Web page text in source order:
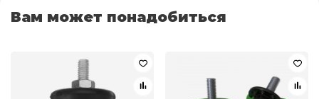
Вам может понадобиться